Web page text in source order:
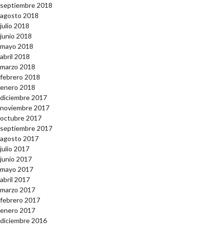
septiembre 2018
agosto 2018
julio 2018
junio 2018
mayo 2018
abril 2018
marzo 2018
febrero 2018
enero 2018
diciembre 2017
noviembre 2017
octubre 2017
septiembre 2017
agosto 2017
julio 2017
junio 2017
mayo 2017
abril 2017
marzo 2017
febrero 2017
enero 2017
diciembre 2016